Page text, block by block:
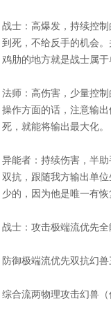
战士：高爆发，持续控
到死，不给反手的机会
鸡肋的地方就是战士属于
法师：高伤害，少量控
操作方面的话，注意输
死，就能将输出最大化。
异能者：持续伤害，半
双抗，跟随我方输出单
少的，因为他是唯一有恢
战士：攻击极端流优先全
防御极端流优先双抗幻
综合流两物理攻击幻兽